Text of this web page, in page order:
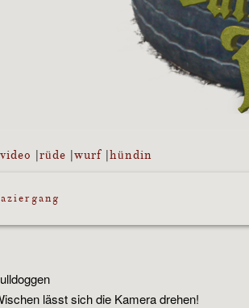
video |rüde |wurf |hündin
lässt sich die Kamera drehen!